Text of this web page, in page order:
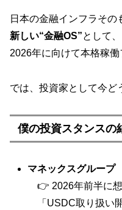
日本の金融インフラその
新しい“金融OS”として、
2026年に向けて本格稼働
では、投資家として今ど
僕の投資スタンスの
マネックスグループ
👉 2026年前半に
「USDC取り扱い